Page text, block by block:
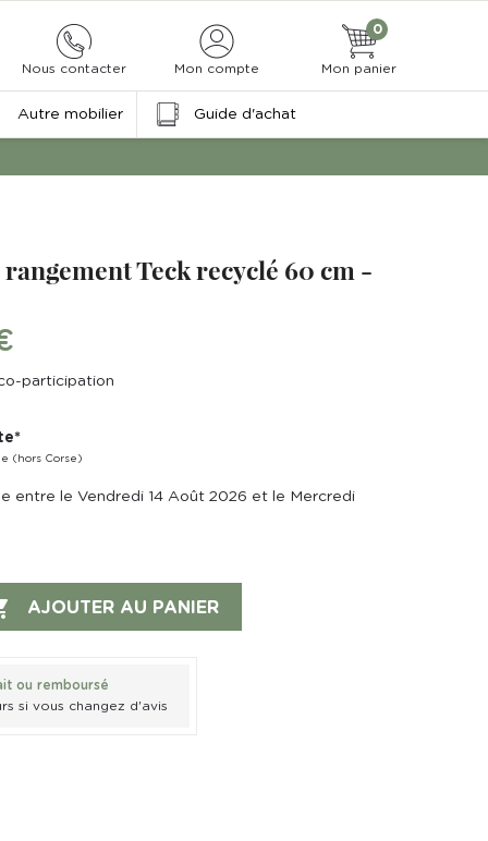
Nous contacter Mon compte Mon panier
0
Autre mobilier Guide d'achat
Teck recyclé 60 cm -
participation
(hors Corse)
entre le Vendredi 14 Août 2026 et le Mercredi
AJOUTER AU PANIER
ou remboursé
si vous changez d'avis